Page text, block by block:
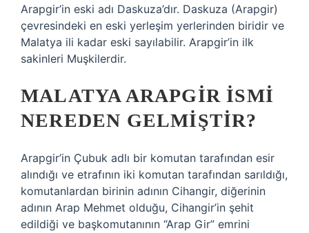
Arapgir’in eski adı Daskuza’dır. Daskuza (Arapgir)
çevresindeki en eski yerleşim yerlerinden biridir ve
Malatya ili kadar eski sayılabilir. Arapgir’in ilk
sakinleri Muşkilerdir.
MALATYA ARAPGIR ISMI
NEREDEN GELMIŞTIR?
Arapgir’in Çubuk adlı bir komutan tarafından esir
alındığı ve etrafının iki komutan tarafından sarıldığı,
komutanlardan birinin adının Cihangir, diğerinin
adının Arap Mehmet olduğu, Cihangir’in şehit
edildiği ve başkomutanının “Arap Gir” emrini